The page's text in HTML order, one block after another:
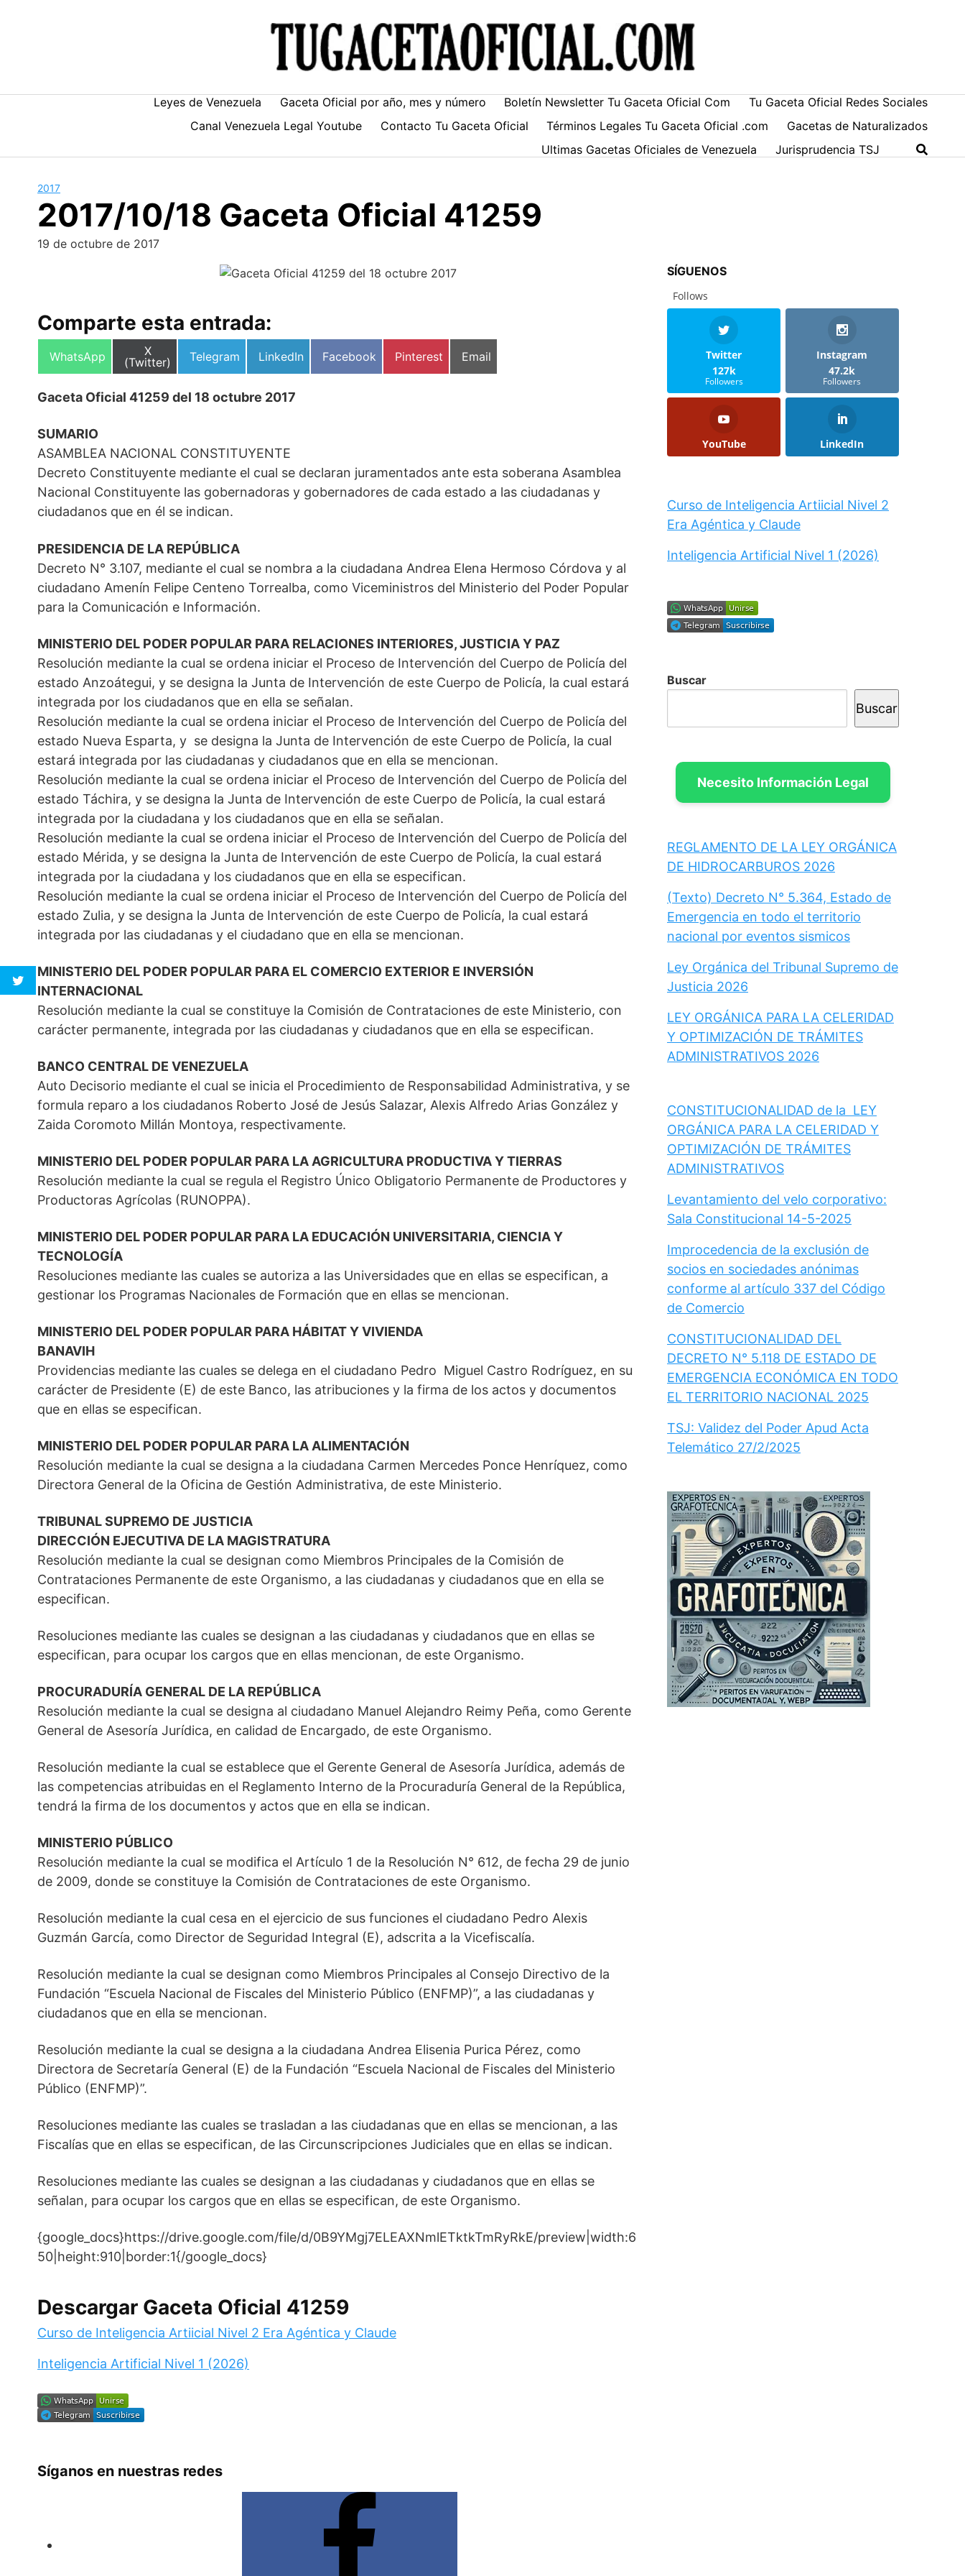
Leyes de Venezuela Gaceta Oficial por año, mes y número Boletín Newsletter Tu Gaceta Oficial Com
Tu Gaceta Oficial Redes Sociales
Canal Venezuela Legal Youtube
Contacto Tu Gaceta Oficial Términos Legales Tu Gaceta Oficial .com
Gacetas de Naturalizados
Ultimas Gacetas Oficiales de Venezuela
Jurisprudencia TSJ
2017
2017/10/18 Gaceta Oficial 41259
19 de octubre de 2017
Comparte esta entrada:
Compartir
WhatsApp
Compartir
en
X
(Twitter)
Compartir
Telegram
Compartir
LinkedIn
Compartir
Facebook
Compartir
Pinterest
Compartir
Email
Gaceta Oficial 41259 del 18 octubre 2017
SUMARIO
ASAMBLEA NACIONAL CONSTITUYENTE
Decreto Constituyente mediante el cual se declaran juramentados ante esta soberana Asamblea
Nacional Constituyente las gobernadoras y gobernadores de cada estado a las ciudadanas y
ciudadanos que en él se indican.
PRESIDENCIA DE LA REPÚBLICA
Decreto N° 3.107, mediante el cual se nombra a la ciudadana Andrea Elena Hermoso Córdova y al
ciudadano Amenín Felipe Centeno Torrealba, como Viceministros del Ministerio del Poder Popular
para la Comunicación e Información.
MINISTERIO DEL PODER POPULAR PARA RELACIONES INTERIORES, JUSTICIA Y PAZ
Resolución mediante la cual se ordena iniciar el Proceso de Intervención del Cuerpo de Policía del
estado Anzoátegui, y se designa la Junta de Intervención de este Cuerpo de Policía, la cual estará
integrada por los ciudadanos que en ella se señalan.
Resolución mediante la cual se ordena iniciar el Proceso de Intervención del Cuerpo de Policía del
estado Nueva Esparta, y se designa la Junta de Intervención de este Cuerpo de Policía, la cual
estará integrada por las ciudadanas y ciudadanos que en ella se mencionan.
Resolución mediante la cual se ordena iniciar el Proceso de Intervención del Cuerpo de Policía del
estado Táchira, y se designa la Junta de Intervención de este Cuerpo de Policía, la cual estará
integrada por la ciudadana y los ciudadanos que en ella se señalan.
Resolución mediante la cual se ordena iniciar el Proceso de Intervención del Cuerpo de Policía del
estado Mérida, y se designa la Junta de Intervención de este Cuerpo de Policía, la cual estará
integrada por la ciudadana y los ciudadanos que en ella se especifican.
Resolución mediante la cual se ordena iniciar el Proceso de Intervención del Cuerpo de Policía del
estado Zulia, y se designa la Junta de Intervención de este Cuerpo de Policía, la cual estará
integrada por las ciudadanas y el ciudadano que en ella se mencionan.
MINISTERIO DEL PODER POPULAR PARA EL COMERCIO EXTERIOR E INVERSIÓN
INTERNACIONAL
Resolución mediante la cual se constituye la Comisión de Contrataciones de este Ministerio, con
carácter permanente, integrada por las ciudadanas y ciudadanos que en ella se especifican.
BANCO CENTRAL DE VENEZUELA
Auto Decisorio mediante el cual se inicia el Procedimiento de Responsabilidad Administrativa, y se
formula reparo a los ciudadanos Roberto José de Jesús Salazar, Alexis Alfredo Arias González y
Zaida Coromoto Millán Montoya, respectivamente.
MINISTERIO DEL PODER POPULAR PARA LA AGRICULTURA PRODUCTIVA Y TIERRAS
Resolución mediante la cual se regula el Registro Único Obligatorio Permanente de Productores y
Productoras Agrícolas (RUNOPPA).
MINISTERIO DEL PODER POPULAR PARA LA EDUCACIÓN UNIVERSITARIA, CIENCIA Y
TECNOLOGÍA
Resoluciones mediante las cuales se autoriza a las Universidades que en ellas se especifican, a
gestionar los Programas Nacionales de Formación que en ellas se mencionan.
MINISTERIO DEL PODER POPULAR PARA HÁBITAT Y VIVIENDA
BANAVIH
Providencias mediante las cuales se delega en el ciudadano Pedro Miguel Castro Rodríguez, en su
carácter de Presidente (E) de este Banco, las atribuciones y la firma de los actos y documentos
que en ellas se especifican.
MINISTERIO DEL PODER POPULAR PARA LA ALIMENTACIÓN
Resolución mediante la cual se designa a la ciudadana Carmen Mercedes Ponce Henríquez, como
Directora General de la Oficina de Gestión Administrativa, de este Ministerio.
TRIBUNAL SUPREMO DE JUSTICIA
DIRECCIÓN EJECUTIVA DE LA MAGISTRATURA
Resolución mediante la cual se designan como Miembros Principales de la Comisión de
Contrataciones Permanente de este Organismo, a las ciudadanas y ciudadanos que en ella se
especifican.
Resoluciones mediante las cuales se designan a las ciudadanas y ciudadanos que en ellas se
especifican, para ocupar los cargos que en ellas mencionan, de este Organismo.
PROCURADURÍA GENERAL DE LA REPÚBLICA
Resolución mediante la cual se designa al ciudadano Manuel Alejandro Reimy Peña, como Gerente
General de Asesoría Jurídica, en calidad de Encargado, de este Organismo.
Resolución mediante la cual se establece que el Gerente General de Asesoría Jurídica, además de
las competencias atribuidas en el Reglamento Interno de la Procuraduría General de la República,
tendrá la firma de los documentos y actos que en ella se indican.
MINISTERIO PÚBLICO
Resolución mediante la cual se modifica el Artículo 1 de la Resolución N° 612, de fecha 29 de junio
de 2009, donde se constituye la Comisión de Contrataciones de este Organismo.
Resolución mediante la cual cesa en el ejercicio de sus funciones el ciudadano Pedro Alexis
Guzmán García, como Director de Seguridad Integral (E), adscrita a la Vicefiscalía.
Resolución mediante la cual se designan como Miembros Principales al Consejo Directivo de la
Fundación “Escuela Nacional de Fiscales del Ministerio Público (ENFMP)”, a las ciudadanas y
ciudadanos que en ella se mencionan.
Resolución mediante la cual se designa a la ciudadana Andrea Elisenia Purica Pérez, como
Directora de Secretaría General (E) de la Fundación “Escuela Nacional de Fiscales del Ministerio
Público (ENFMP)”.
Resoluciones mediante las cuales se trasladan a las ciudadanas que en ellas se mencionan, a las
Fiscalías que en ellas se especifican, de las Circunscripciones Judiciales que en ellas se indican.
Resoluciones mediante las cuales se designan a las ciudadanas y ciudadanos que en ellas se
señalan, para ocupar los cargos que en ellas se especifican, de este Organismo.
{google_docs}https://drive.google.com/file/d/0B9YMgj7ELEAXNmlETktkTmRyRkE/preview|width:6
50|height:910|border:1{/google_docs}
Descargar Gaceta Oficial 41259
Curso de Inteligencia Artiicial Nivel 2 Era Agéntica y Claude
Inteligencia Artificial Nivel 1 (2026)
Síganos en nuestras redes
SÍGUENOS
Follows
Twitter
127k
Followers
Instagram
47.2k
Followers
YouTube LinkedIn
Curso de Inteligencia Artiicial Nivel 2
Era Agéntica y Claude
Inteligencia Artificial Nivel 1 (2026)
Buscar
Buscar
Necesito Información Legal
REGLAMENTO DE LA LEY ORGÁNICA
DE HIDROCARBUROS 2026
(Texto) Decreto N° 5.364, Estado de
Emergencia en todo el territorio
nacional por eventos sismicos
Ley Orgánica del Tribunal Supremo de
Justicia 2026
LEY ORGÁNICA PARA LA CELERIDAD
Y OPTIMIZACIÓN DE TRÁMITES
ADMINISTRATIVOS 2026
CONSTITUCIONALIDAD de la LEY
ORGÁNICA PARA LA CELERIDAD Y
OPTIMIZACIÓN DE TRÁMITES
ADMINISTRATIVOS
Levantamiento del velo corporativo:
Sala Constitucional 14-5-2025
Improcedencia de la exclusión de
socios en sociedades anónimas
conforme al artículo 337 del Código
de Comercio
CONSTITUCIONALIDAD DEL
DECRETO N° 5.118 DE ESTADO DE
EMERGENCIA ECONÓMICA EN TODO
EL TERRITORIO NACIONAL 2025
TSJ: Validez del Poder Apud Acta
Telemático 27/2/2025